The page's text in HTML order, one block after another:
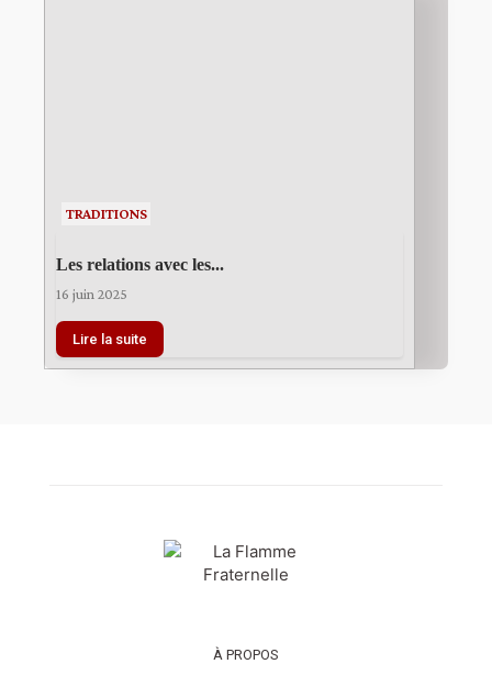
TRADITIONS
Les relations avec les...
16 juin 2025
Lire la suite
À PROPOS